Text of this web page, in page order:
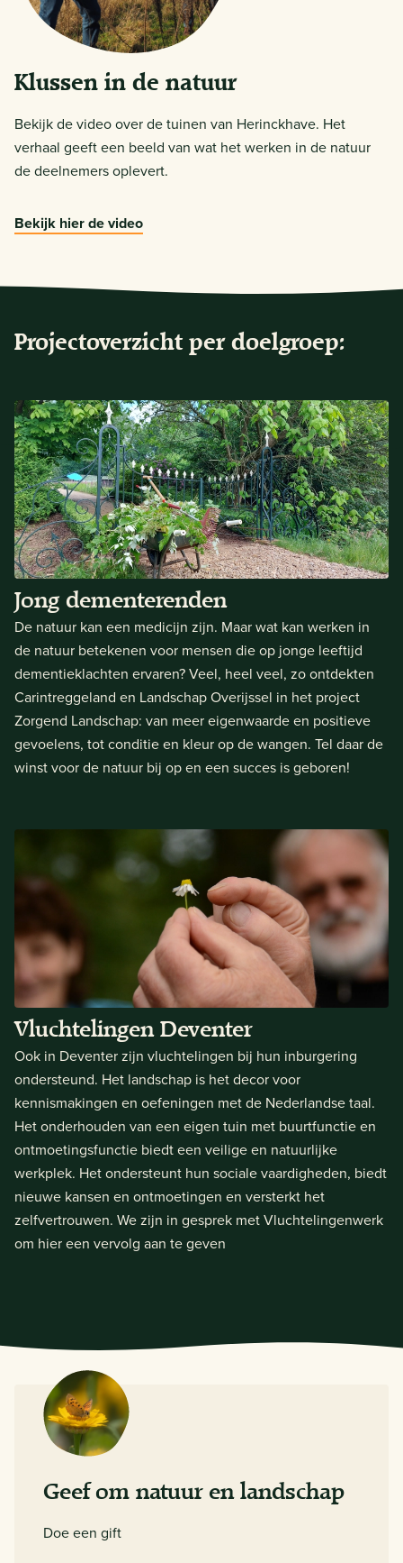
Klussen in de natuur
Bekijk de video over de tuinen van Herinckhave. Het
verhaal geeft een beeld van wat het werken in de natuur
de deelnemers oplevert.
Bekijk hier de video
Projectoverzicht per doelgroep:
Jong dementerenden
De natuur kan een medicijn zijn. Maar wat kan werken in
de natuur betekenen voor mensen die op jonge leeftijd
dementieklachten ervaren? Veel, heel veel, zo ontdekten
Carintreggeland en Landschap Overijssel in het project
Zorgend Landschap: van meer eigenwaarde en positieve
gevoelens, tot conditie en kleur op de wangen. Tel daar de
winst voor de natuur bij op en een succes is geboren!
Vluchtelingen Deventer
Ook in Deventer zijn vluchtelingen bij hun inburgering
ondersteund. Het landschap is het decor voor
kennismakingen en oefeningen met de Nederlandse taal.
Het onderhouden van een eigen tuin met buurtfunctie en
ontmoetingsfunctie biedt een veilige en natuurlijke
werkplek. Het ondersteunt hun sociale vaardigheden, biedt
nieuwe kansen en ontmoetingen en versterkt het
zelfvertrouwen. We zijn in gesprek met Vluchtelingenwerk
om hier een vervolg aan te geven
Geef om natuur en landschap
Doe een gift